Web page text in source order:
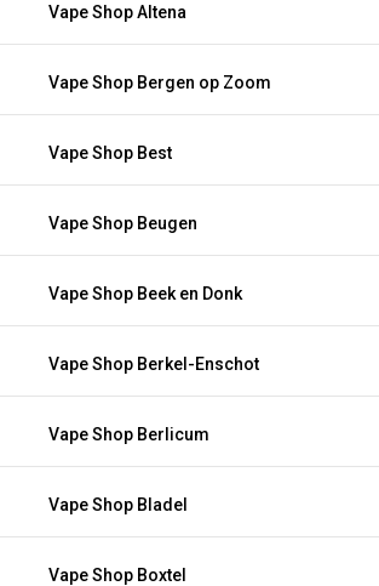
Vape Shop Altena
Vape Shop Bergen op Zoom
Vape Shop Best
Vape Shop Beugen
Vape Shop Beek en Donk
Vape Shop Berkel-Enschot
Vape Shop Berlicum
Vape Shop Bladel
Vape Shop Boxtel